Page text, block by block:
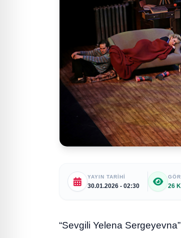
YAYIN TARIHI
30.01.2026 - 02:30 26
“Sevgili Yelena